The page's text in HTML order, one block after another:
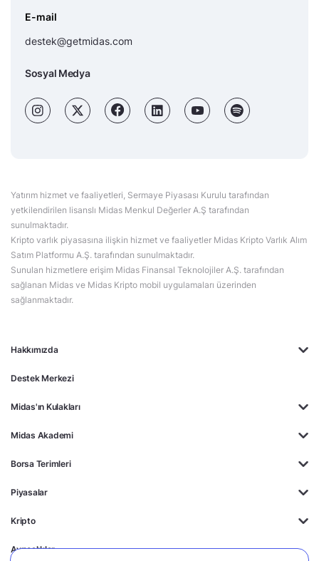
Hakkımızda
Destek Merkezi
Midas'ın Kulakları
Midas Akademi
Borsa Terimleri
Piyasalar
Kripto
Ayrıcalıklar
E-mail
destek@getmidas.com
Sosyal Medya
Yatırım hizmet ve faaliyetleri, Sermaye Piyasası Kurulu tarafından
yetkilendirilen lisanslı Midas Menkul Değerler A.Ş tarafından
sunulmaktadır.
Kripto varlık piyasasına ilişkin hizmet ve faaliyetler Midas Kripto Varlık Alım
Satım Platformu A.Ş. tarafından sunulmaktadır.
Sunulan hizmetlere erişim Midas Finansal Teknolojiler A.Ş. tarafından
sağlanan Midas ve Midas Kripto mobil uygulamaları üzerinden
sağlanmaktadır.